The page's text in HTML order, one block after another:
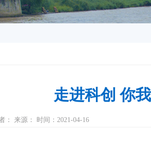
走进科创 你
： 来源： 时间：2021-04-16